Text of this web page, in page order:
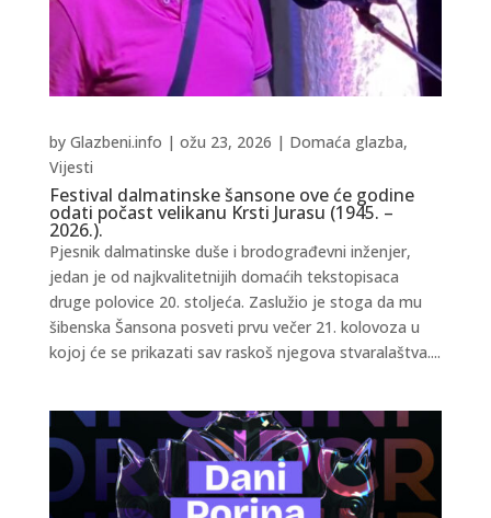
Festival dalmatinske šansone ove će godine
odati počast velikanu Krsti Jurasu (1945. –
2026.).
by Glazbeni.info | ožu 23, 2026 | Domaća glazba,
Vijesti
Pjesnik dalmatinske duše i brodograđevni inženjer,
jedan je od najkvalitetnijih domaćih tekstopisaca
druge polovice 20. stoljeća. Zaslužio je stoga da mu
šibenska Šansona posveti prvu večer 21. kolovoza u
kojoj će se prikazati sav raskoš njegova stvaralaštva....